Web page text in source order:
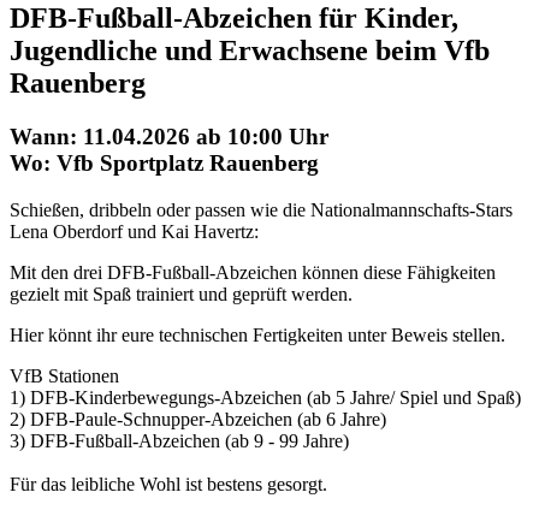
DFB-Fußball-Abzeichen für Kinder,
Jugendliche und Erwachsene beim Vfb
Rauenberg
Wann: 11.04.2026 ab 10:00 Uhr
Wo: Vfb Sportplatz Rauenberg
Schießen, dribbeln oder passen wie die Nationalmannschafts-Stars
Lena Oberdorf und Kai Havertz:
Mit den drei DFB-Fußball-Abzeichen können diese Fähigkeiten
gezielt mit Spaß trainiert und geprüft werden.
Hier könnt ihr eure technischen Fertigkeiten unter Beweis stellen.
VfB Stationen
1) DFB-Kinderbewegungs-Abzeichen (ab 5 Jahre/ Spiel und Spaß)
2) DFB-Paule-Schnupper-Abzeichen (ab 6 Jahre)
3) DFB-Fußball-Abzeichen (ab 9 - 99 Jahre)
Für das leibliche Wohl ist bestens gesorgt.